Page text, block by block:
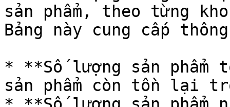
sản phẩm, theo từng
Bảng này cung cấp
* **Số lượng sản phẩm
sản phẩm còn tồn lại